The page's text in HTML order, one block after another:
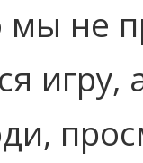
мы не
игру,